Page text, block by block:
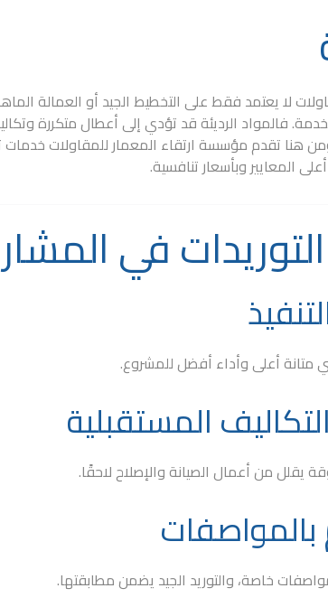
لا يعتمد فقط على التخطيط الجيد أو العمالة
فالمواد الرديئة قد تؤدي إلى أعطال متكررة
هنا تقدممؤسسة ارتقاء المعمار للمقاولاتخدمات
المعايير وبأسعار تنافسية.
في
متانة أعلى وأداء أفضل للمشروع.
يقلل من أعمال الصيانة والإصلاح لاحقًا.
خاصة، والتوريد الجيد يضمن مطابقتها.